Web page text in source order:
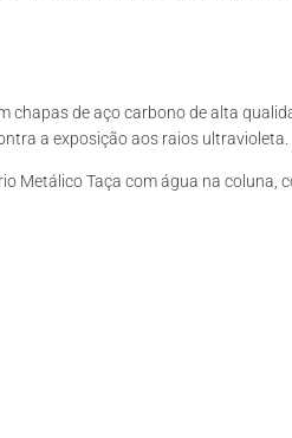
chapas de aço carbono de alta
a exposição aos raios ultravioleta.
Metálico Taça com água na coluna,